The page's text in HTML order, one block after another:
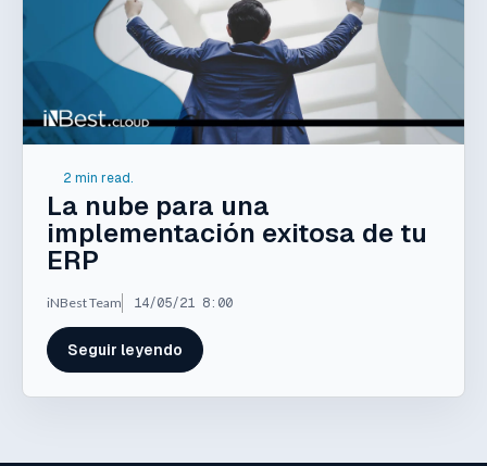
2 min read.
La nube para una
implementación exitosa de tu
ERP
iNBest Team 14/05/21 8:00
Seguir leyendo